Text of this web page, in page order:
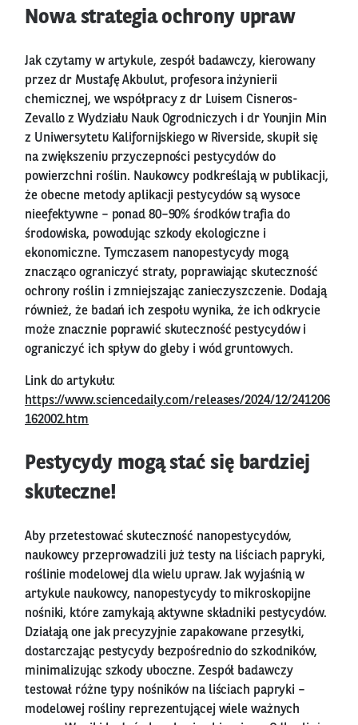
Nowa strategia ochrony upraw
Jak czytamy w artykule, zespół badawczy, kierowany
przez dr Mustafę Akbulut, profesora inżynierii
chemicznej, we współpracy z dr Luisem Cisneros-
Zevallo z Wydziału Nauk Ogrodniczych i dr Younjin Min
z Uniwersytetu Kalifornijskiego w Riverside, skupił się
na zwiększeniu przyczepności pestycydów do
powierzchni roślin. Naukowcy podkreślają w publikacji,
że obecne metody aplikacji pestycydów są wysoce
nieefektywne – ponad 80–90% środków trafia do
środowiska, powodując szkody ekologiczne i
ekonomiczne. Tymczasem nanopestycydy mogą
znacząco ograniczyć straty, poprawiając skuteczność
ochrony roślin i zmniejszając zanieczyszczenie. Dodają
również, że badań ich zespołu wynika, że ich odkrycie
może znacznie poprawić skuteczność pestycydów i
ograniczyć ich spływ do gleby i wód gruntowych.
Link do artykułu:
https://www.sciencedaily.com/releases/2024/12/241206
162002.htm
Pestycydy mogą stać się bardziej
skuteczne!
Aby przetestować skuteczność nanopestycydów,
naukowcy przeprowadzili już testy na liściach papryki,
roślinie modelowej dla wielu upraw. Jak wyjaśnią w
artykule naukowcy, nanopestycydy to mikroskopijne
nośniki, które zamykają aktywne składniki pestycydów.
Działają one jak precyzyjnie zapakowane przesyłki,
dostarczając pestycydy bezpośrednio do szkodników,
minimalizując szkody uboczne. Zespół badawczy
testował różne typy nośników na liściach papryki –
modelowej rośliny reprezentującej wiele ważnych